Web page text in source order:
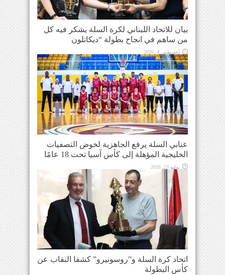
بيان للاتحاد اللبناني لكرة السلة يشكر فيه كل
من ساهم في انجاح بطولة “ديكاتلون
أغسطس 4, 2026
عنابي السلة يرفع الجاهزية لخوض التصفيات
الخليجية المؤهلة إلى كأس آسيا تحت 18 عامًا
يوليو 23, 2026
اتحاد كرة السلة و”روسونيرو” كشفا النقاب عن
كأس البطولة